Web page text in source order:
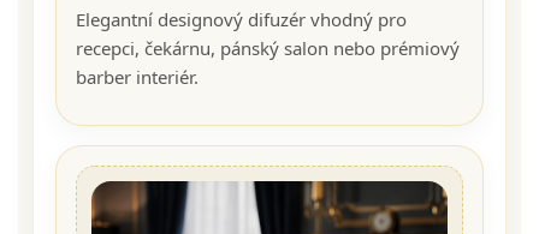
Elegantní designový difuzér vhodný pro
recepci, čekárnu, pánský salon nebo prémiový
barber interiér.